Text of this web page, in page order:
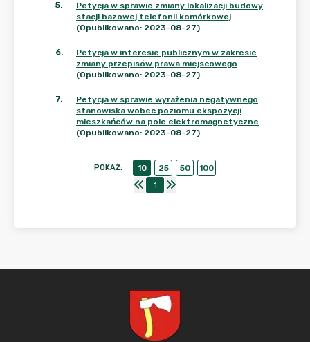
5.
Petycja w sprawie zmiany lokalizacji budowy
stacji bazowej telefonii komórkowej
(Opublikowano: 2023-08-27)
6.
Petycja w interesie publicznym w zakresie
zmiany przepisów prawa miejscowego
(Opublikowano: 2023-08-27)
7.
Petycja w sprawie wyrażenia negatywnego
stanowiska wobec poziomu ekspozycji
mieszkańców na pole elektromagnetyczne
(Opublikowano: 2023-08-27)
POKAŻ: 10 25 50
100
1